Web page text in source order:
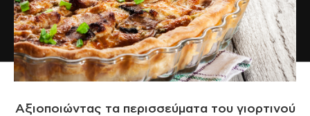
Αξιοποιώντας τα περισσεύματα του γιορτινού